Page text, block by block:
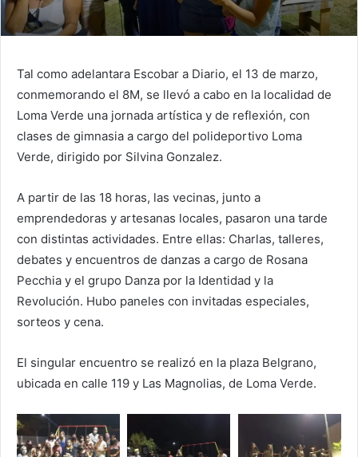
Tal como adelantara Escobar a Diario, el 13 de marzo,
conmemorando el 8M, se llevó a cabo en la localidad de
Loma Verde una jornada artística y de reflexión, con
clases de gimnasia a cargo del polideportivo Loma
Verde, dirigido por Silvina Gonzalez.
A partir de las 18 horas, las vecinas, junto a
emprendedoras y artesanas locales, pasaron una tarde
con distintas actividades. Entre ellas: Charlas, talleres,
debates y encuentros de danzas a cargo de Rosana
Pecchia y el grupo Danza por la Identidad y la
Revolución. Hubo paneles con invitadas especiales,
sorteos y cena.
El singular encuentro se realizó en la plaza Belgrano,
ubicada en calle 119 y Las Magnolias, de Loma Verde.